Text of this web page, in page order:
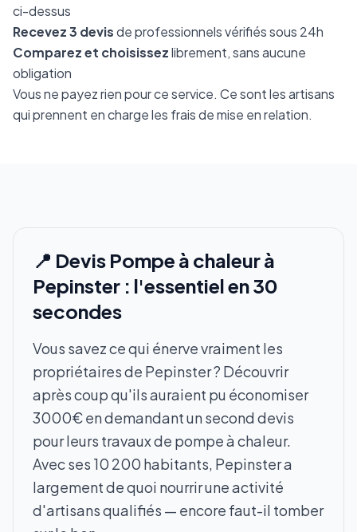
ci-dessus
Recevez 3 devisde professionnels vérifiés sous 24h
Comparez et choisissezlibrement, sans aucune
obligation
Vous ne payez rien pour ce service. Ce sont les artisans
qui prennent en charge les frais de mise en relation.
📍 Devis Pompe à chaleur à
Pepinster : l'essentiel en 30
secondes
Vous savez ce qui énerve vraiment les
propriétaires de Pepinster ? Découvrir
après coup qu'ils auraient pu économiser
3000€ en demandant un second devis
pour leurs travaux de pompe à chaleur.
Avec ses 10 200 habitants, Pepinster a
largement de quoi nourrir une activité
d'artisans qualifiés — encore faut-il tomber